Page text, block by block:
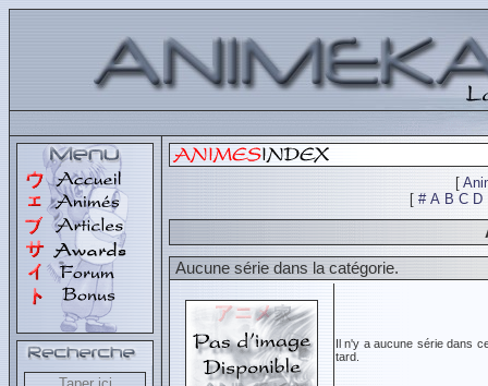
[
[ # A B C D
Aucune série dans la catégorie.
Il n'y a aucune série dans
tard.